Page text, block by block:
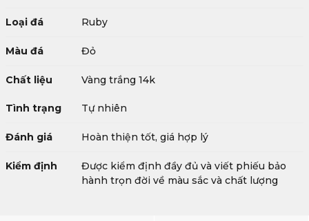
Loại đá Ruby
Màu đá Đỏ
Chất liệu Vàng trắng 14k
Tình trạng Tự nhiên
Đánh giá Hoàn thiện tốt, giá hợp lý
Kiểm định
Được kiểm định đầy đủ và viết phiếu bảo
hành trọn đời về màu sắc và chất lượng